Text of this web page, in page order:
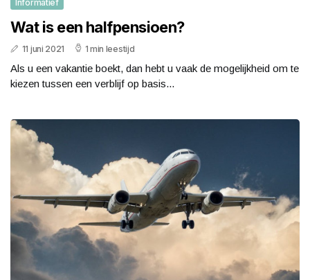
Informatief
Wat is een halfpensioen?
11 juni 2021 1 min leestijd
Als u een vakantie boekt, dan hebt u vaak de mogelijkheid om te
kiezen tussen een verblijf op basis...